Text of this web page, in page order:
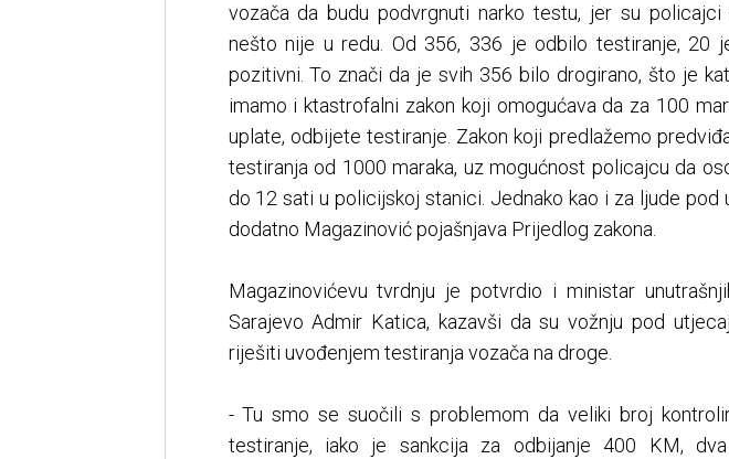
vozača da budu podvrgnuti narko testu, jer su policajci
nešto nije u redu. Od 356, 336 je odbilo testiranje, 20
pozitivni. To znači da je svih 356 bilo drogirano, što je
imamo i ktastrofalni zakon koji omogućava da za 100
uplate, odbijete testiranje. Zakon koji predlažemo
testiranja od 1000 maraka, uz mogućnost policajcu da
do 12 sati u policijskoj stanici. Jednako kao i za ljude pod
dodatno Magazinović pojašnjava Prijedlog zakona.
Magazinovićevu tvrdnju je potvrdio i ministar
Sarajevo Admir Katica, kazavši da su vožnju pod
riješiti uvođenjem testiranja vozača na droge.
- Tu smo se suočili s problemom da veliki broj
testiranje, iako je sankcija za odbijanje 400 KM,